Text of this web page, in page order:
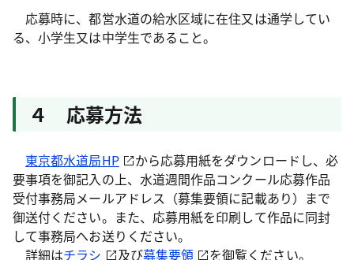
応募時に、都営水道の給水区域に在住又は通学してい
る、小学生又は中学生であること。
４ 応募方法
東京都水道局HP
から応募用紙をダウンロードし、必
要事項を御記入の上、水道週間作品コンクール応募作品
受付事務局メールアドレス（募集要領に記載あり）まで
御送付ください。また、応募用紙を印刷して作品に同封
して事務局へお送りください。
詳細はチラシ 及び募集要領 を御覧ください。